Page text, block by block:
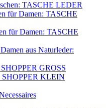
TASCHE LEDER
für Damen: TASCHE
für Damen: TASCHE
aus Naturleder:
GROSS
SHOPPER KLEIN